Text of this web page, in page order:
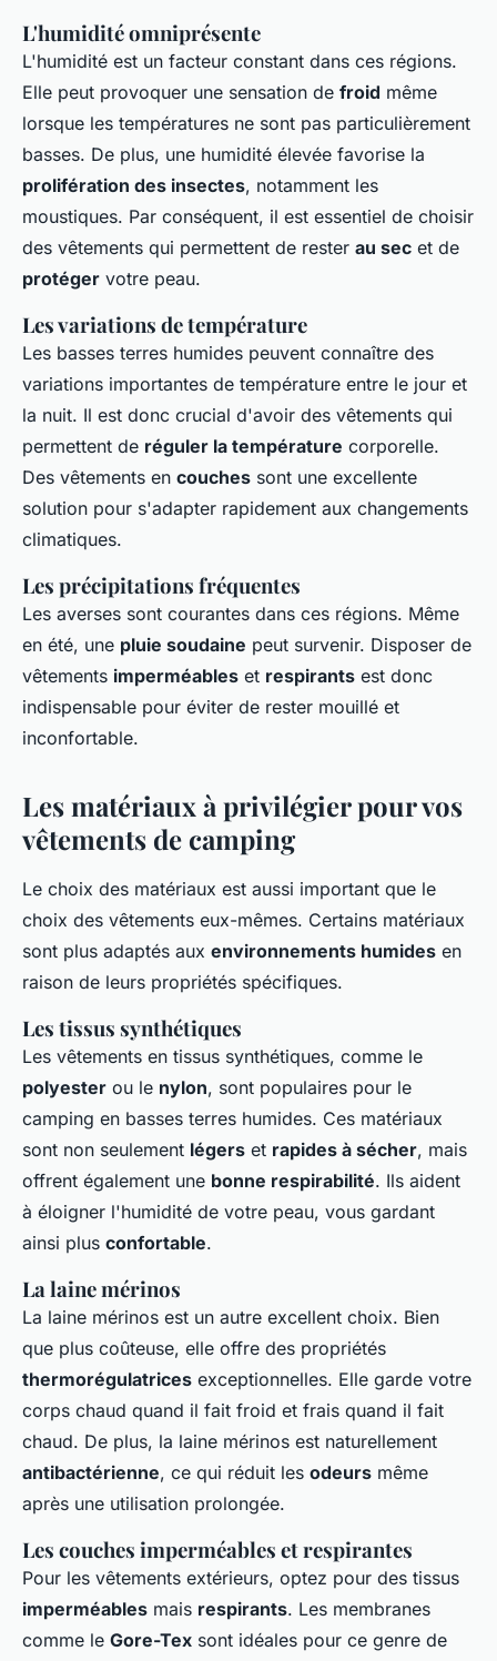
L'humidité omniprésente
L'humidité est un facteur constant dans ces régions.
Elle peut provoquer une sensation de froid même
lorsque les températures ne sont pas particulièrement
basses. De plus, une humidité élevée favorise la
prolifération des insectes, notamment les
moustiques. Par conséquent, il est essentiel de choisir
des vêtements qui permettent de rester au sec et de
protéger votre peau.
Les variations de température
Les basses terres humides peuvent connaître des
variations importantes de température entre le jour et
la nuit. Il est donc crucial d'avoir des vêtements qui
permettent de réguler la température corporelle.
Des vêtements en couches sont une excellente
solution pour s'adapter rapidement aux changements
climatiques.
Les précipitations fréquentes
Les averses sont courantes dans ces régions. Même
en été, une pluie soudaine peut survenir. Disposer de
vêtements imperméables et respirants est donc
indispensable pour éviter de rester mouillé et
inconfortable.
Les matériaux à privilégier pour vos
vêtements de camping
Le choix des matériaux est aussi important que le
choix des vêtements eux-mêmes. Certains matériaux
sont plus adaptés aux environnements humides en
raison de leurs propriétés spécifiques.
Les tissus synthétiques
Les vêtements en tissus synthétiques, comme le
polyester ou le nylon, sont populaires pour le
camping en basses terres humides. Ces matériaux
sont non seulement légers et rapides à sécher, mais
offrent également une bonne respirabilité. Ils aident
à éloigner l'humidité de votre peau, vous gardant
ainsi plus confortable.
La laine mérinos
La laine mérinos est un autre excellent choix. Bien
que plus coûteuse, elle offre des propriétés
thermorégulatrices exceptionnelles. Elle garde votre
corps chaud quand il fait froid et frais quand il fait
chaud. De plus, la laine mérinos est naturellement
antibactérienne, ce qui réduit les odeurs même
après une utilisation prolongée.
Les couches imperméables et respirantes
Pour les vêtements extérieurs, optez pour des tissus
imperméables mais respirants. Les membranes
comme le Gore-Tex sont idéales pour ce genre de